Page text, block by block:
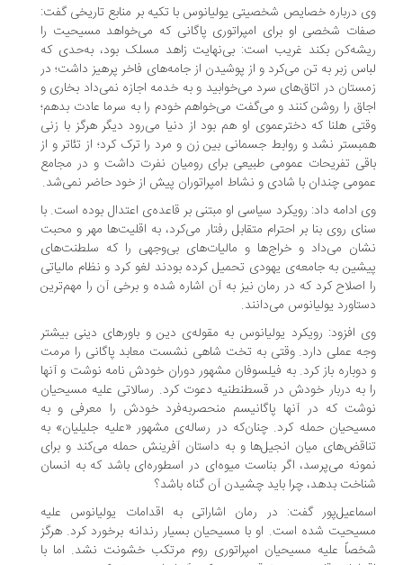
درباره خصایص شخصیتی یولیانوس با تکیه بر منابع تاریخی گفت:
شخصی او برای امپراتوری پاگانی که می‌خواهد مسیحیت را
بکند غریب است: بی‌نهایت زاهد مسلک بود، به‌حدی که
زبر به تن می‌کرد و از پوشیدن از جامه‌های فاخر پرهیز داشت؛ در
در اتاق‌های سرد می‌خوابید و به خدمه اجازه نمی‌داد بخاری و
را روشن کنند و می‌گفت می‌خواهم خودم را به سرما عادت بدهم؛
هلنا که دخترعموی او هم بود از دنیا می‌رود دیگر هرگز با زنی
نشد و روابط جسمانی بین زن و مرد را ترک کرد؛ از تئاتر و از
تفریحات عمومی طبیعی برای رومیان نفرت داشت و در مجامع
چندان با شادی و نشاط امپراتوران پیش از خود حاضر نمی‌شد.
ادامه داد: رویکرد سیاسی او مبتنی بر قاعده‌ی اعتدال بوده است. با
روی بنا بر احترام متقابل رفتار می‌کرد، به اقلیت‌ها مهر و محبت
می‌داد و خراج‌ها و مالیات‌های بی‌وجهی را که سلطنت‌های
به جامعه‌ی یهودی تحمیل کرده بودند لغو کرد و نظام مالیاتی
اصلاح کرد که در رمان نیز به آن اشاره شده و برخی آن را مهم‌ترین
یولیانوس می‌دانند.
افزود: رویکرد یولیانوس به مقوله‌ی دین و باورهای دینی بیشتر
عملی دارد. وقتی به تخت شاهی نشست معابد پاگانی را مرمت
باز کرد. به فیلسوفان مشهور دوران خودش نامه نوشت و آنها
به دربار خودش در قسطنطنیه دعوت کرد. رسالاتی علیه مسیحیان
که در آنها پاگانیسم منحصربه‌فرد خودش را معرفی و به
حمله کرد. چنان‌که در رساله‌ی مشهور «علیه جلیلیان» به
میان انجیل‌ها و به داستان آفرینش حمله می‌کند و برای
می‌پرسد، اگر بناست میوه‌ای در اسطوره‌ای باشد که به انسان
بدهد، چرا باید چشیدن آن گناه باشد؟
گفت: در رمان اشاراتی به اقدامات یولیانوس علیه
شده است. او با مسیحیان بسیار رندانه برخورد کرد. هرگز
علیه مسیحیان امپراتوری روم مرتکب خشونت نشد. اما با